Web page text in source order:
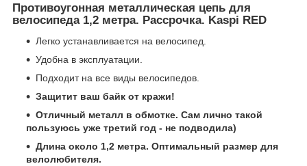
Противоугонная металлическая цепь для
велосипеда 1,2 метра. Рассрочка. Kaspi RED
Легко устанавливается на велосипед.
Удобна в эксплуатации.
Подходит на все виды велосипедов.
Защитит ваш байк от кражи!
Отличный металл в обмотке. Сам лично такой
пользуюсь уже третий год - не подводила)
Длина около 1,2 метра. Оптимальный размер для
велолюбителя.